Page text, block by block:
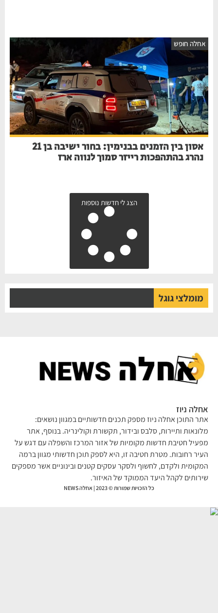
חופש
אסון בין הזמנים בבנימין: בחור ישיבה בן 21
נהרג בהתהפכות רייזר סמוך לנווה ארז
הצג לי חדשות נוספות
מומלצי גוגל
ניוז
התוכן אחלה ניוז מספק תכנים חדשותיים במגוון נושאים:
ותיירות, סלבס ובידור, תקשורת וקולינריה. בנוסף, אתר
חטיבת חדשות מקומיות של אזור המרכז והשפלה עם דגש על
רחובות. מטרת חטיבה זו, היא לספק תוכן חדשותי מגוון ברמה
ולקדם, לחשוף ולסקר עסקים קטנים ובינוניים אשר מספקים
לקהל היעד הממוקד של האיזור.
כל הזכויות שמורות © 2023 | אחלה NEWS